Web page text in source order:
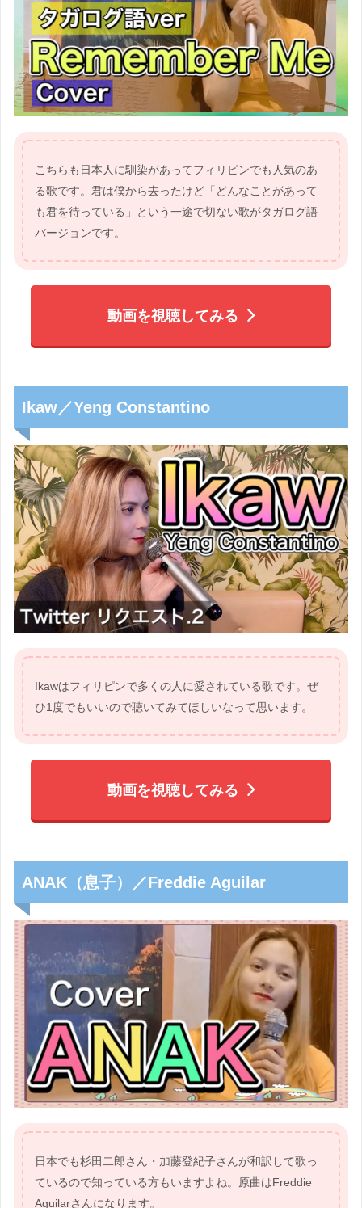
こちらも日本人に馴染があってフィリピンでも人気のあ
る歌です。君は僕から去ったけど「どんなことがあって
も君を待っている」という一途で切ない歌がタガログ語
バージョンです。
動画を視聴してみる
Ikaw／Yeng Constantino
Ikawはフィリピンで多くの人に愛されている歌です。ぜ
ひ1度でもいいので聴いてみてほしいなって思います。
動画を視聴してみる
ANAK（息子）／Freddie Aguilar
日本でも杉田二郎さん・加藤登紀子さんが和訳して歌っ
ているので知っている方もいますよね。原曲はFreddie
Aguilarさんになります。